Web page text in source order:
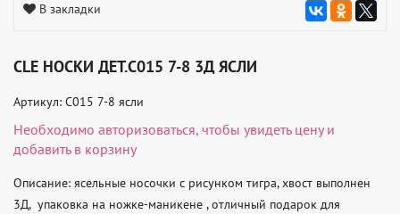
В закладки
CLE НОСКИ ДЕТ.С015 7-8 3Д ЯСЛИ
Артикул: С015 7-8 ясли
Необходимо авторизоваться, чтобы увидеть цену и
добавить в корзину
Описание: ясельные носочки с рисунком тигра, хвост выполнен
3Д,  упаковка на ножке-маникене , отличный подарок для